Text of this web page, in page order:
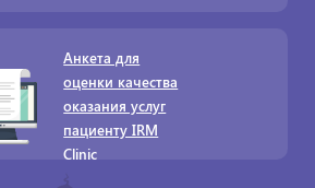
Анкета для
оценки качества
оказания услуг
пациенту IRM
Clinic